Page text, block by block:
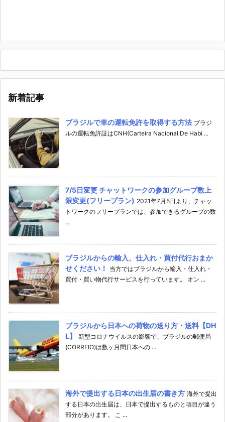
新着記事
ブラジルで車の運転免許を取得する方法 ブラジ
ルの運転免許証はCNH(Carteira Nacional De Habi ...
7/5日変更 チャットワークの参加グループ数上
限変更(フリープラン) 2021年7月5日より、チャッ
トワークのフリープランでは、参加できるグループの数
...
ブラジルからの輸入、仕入れ・買付代行おまか
せください！
当方ではブラジルから輸入・仕入れ・
買付・買い物代行サービスを行っています。 オン ...
ブラジルから日本への荷物の送り方・送料【DH
L】
新型コロナウイルスの影響で、ブラジルの郵便局
(CORREIO)は数ヶ月間日本への ...
海外で提出する日本の出生届の書き方 海外で提出
する日本の出生届は、日本で提出するものと項目が違う
部分があります。 こ ...